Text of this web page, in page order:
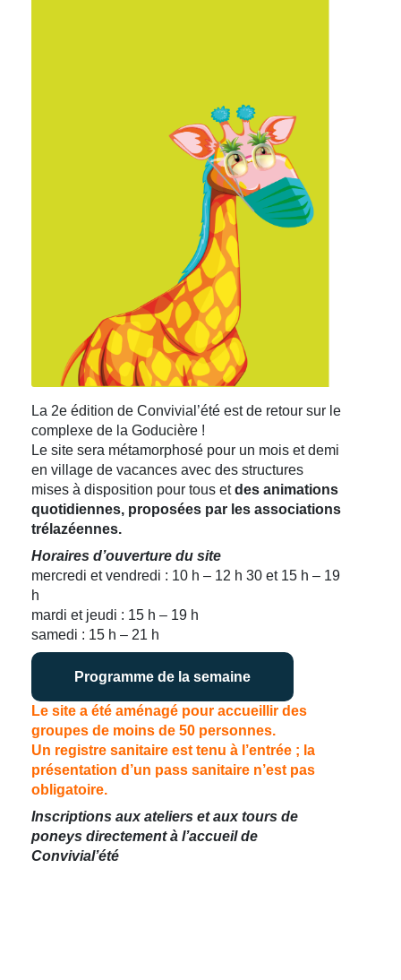
La 2e édition de Convivial’été est de retour sur le
complexe de la Goducière !
Le site sera métamorphosé pour un mois et demi
en village de vacances avec des structures
mises à disposition pour tous etdes animations
quotidiennes, proposées par les associations
trélazéennes.
Horaires d’ouverture du site
mercredi et vendredi : 10 h – 12 h 30 et 15 h – 19
h
mardi et jeudi : 15 h – 19 h
samedi : 15 h – 21 h
Programme de la semaine
Le site a été aménagé pour accueillir des
groupes de moins de 50 personnes.
Un registre sanitaire est tenu à l’entrée ; la
présentation d’un pass sanitaire n’est pas
obligatoire.
Inscriptions aux ateliers et aux tours de
poneys directement à l’accueil de
Convivial’été